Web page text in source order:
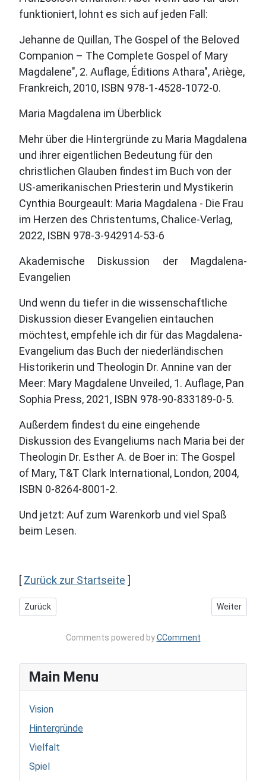
funktioniert, lohnt es sich auf jeden Fall:
Jehanne de Quillan, The Gospel of the Beloved
Companion – The Complete Gospel of Mary
Magdalene", 2. Auflage, Éditions Athara", Ariège,
Frankreich, 2010, ISBN 978-1-4528-1072-0.
Maria Magdalena im Überblick
Mehr über die Hintergründe zu Maria Magdalena
und ihrer eigentlichen Bedeutung für den
christlichen Glauben findest im Buch von der
US-amerikanischen Priesterin und Mystikerin
Cynthia Bourgeault: Maria Magdalena - Die Frau
im Herzen des Christentums, Chalice-Verlag,
2022, ISBN 978-3-942914-53-6
Akademische Diskussion der Magdalena-
Evangelien
Und wenn du tiefer in die wissenschaftliche
Diskussion dieser Evangelien eintauchen
möchtest, empfehle ich dir für das Magdalena-
Evangelium das Buch der niederländischen
Historikerin und Theologin Dr. Annine van der
Meer: Mary Magdalene Unveiled, 1. Auflage, Pan
Sophia Press, 2021, ISBN 978-90-833189-0-5.
Außerdem findest du eine eingehende
Diskussion des Evangeliums nach Maria bei der
Theologin Dr. Esther A. de Boer in: The Gospel
of Mary, T&T Clark International, London, 2004,
ISBN 0-8264-8001-2.
Und jetzt: Auf zum Warenkorb und viel Spaß
beim Lesen.
[ Zurück zur Startseite ]
Vorheriger Beitrag: Wenn dem Glauben die Liebe fehlt...
Zurück Nächster
Weiter
Comments powered byCComment
Main Menu
Vision
Hintergründe
Vielfalt
Spiel